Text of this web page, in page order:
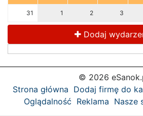
31 1 2 3
Dodaj
© 2026
Strona główna Dodaj firmę do
Oglądalność Reklama Nasze